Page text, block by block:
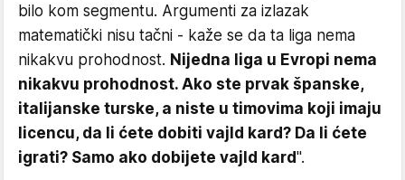
bilo kom segmentu. Argumenti za izlazak
matematički nisu tačni - kaže se da ta liga nema
nikakvu prohodnost. Nijedna liga u Evropi nema
nikakvu prohodnost. Ako ste prvak španske,
italijanske turske, a niste u timovima koji imaju
licencu, da li ćete dobiti vajld kard? Da li ćete
igrati? Samo ako dobijete vajld kard".